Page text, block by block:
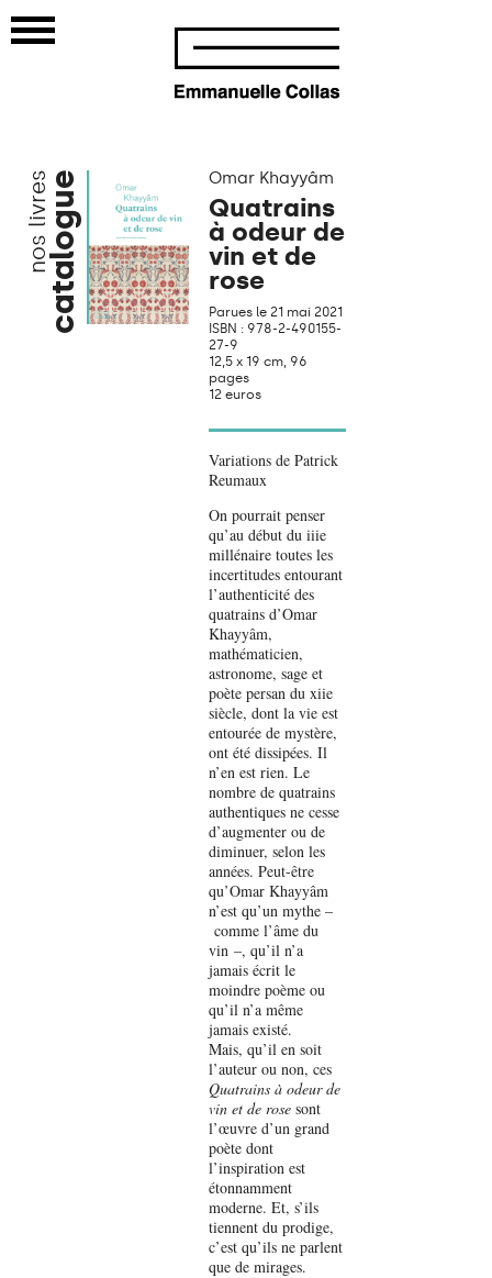
nos livrescatalogue Omar Khayyâm
Quatrains
à odeur de
vin et de
rose
Parues le 21 mai 2021
ISBN : 978-2-490155-
27-9
12,5 x 19 cm, 96
pages
12 euros
Variations de Patrick
Reumaux
On pourrait penser
qu’au début du iiie
millénaire toutes les
incertitudes entourant
l’authenticité des
quatrains d’Omar
Khayyâm,
mathématicien,
astronome, sage et
poète persan du xiie
siècle, dont la vie est
entourée de mystère,
ont été dissipées. Il
n’en est rien. Le
nombre de quatrains
authentiques ne cesse
d’augmenter ou de
diminuer, selon les
années. Peut-être
qu’Omar Khayyâm
n’est qu’un mythe –
comme l’âme du
vin –, qu’il n’a
jamais écrit le
moindre poème ou
qu’il n’a même
jamais existé.
Mais, qu’il en soit
l’auteur ou non, ces
Quatrains à odeur de
vin et de rose sont
l’œuvre d’un grand
poète dont
l’inspiration est
étonnamment
moderne. Et, s’ils
tiennent du prodige,
c’est qu’ils ne parlent
que de mirages.